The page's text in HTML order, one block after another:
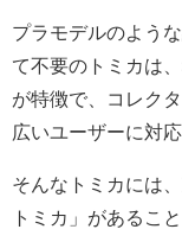
プラモデルのよう
て不要のトミカは
が特徴で、コレク
広いユーザーに対応
そんなトミカには
トミカ」があるこ